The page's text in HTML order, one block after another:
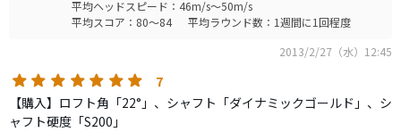
平均ヘッドスピード：46m/s～50m/s
平均スコア：80～84
平均ラウンド数：1週間に1回程度
2013/2/27（水）12:45
7
【購入】ロフト角「22°」、シャフト「ダイナミックゴールド」、シ
ャフト硬度「S200」